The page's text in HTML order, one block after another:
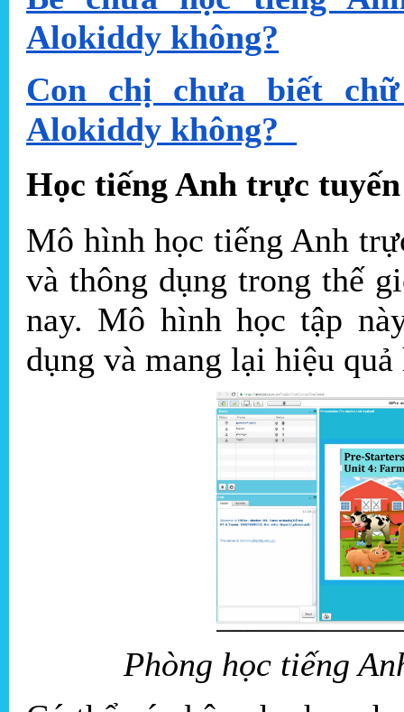
Alokiddy không?
Con chị chưa biết
Alokiddy không?
Học tiếng Anh trực
Mô hình học tiếng Anh
và thông dụng trong thế
nay. Mô hình học tập
dụng và mang lại hiệu quả
Phòng học tiếng